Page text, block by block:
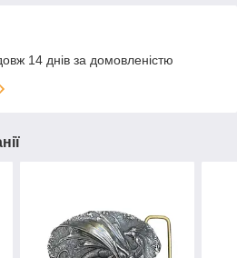
14 днів за домовленістю